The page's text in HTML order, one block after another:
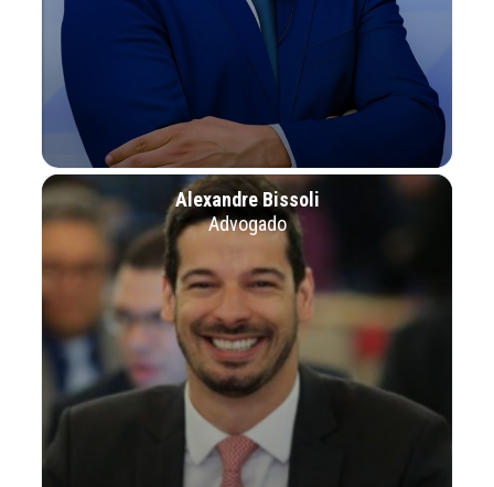
Alexandre Bissoli
Advogado